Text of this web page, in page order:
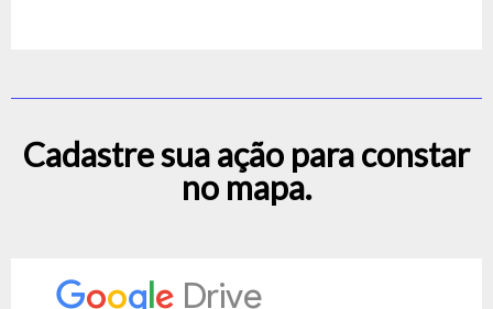
Cadastre sua ação para constar
no mapa.